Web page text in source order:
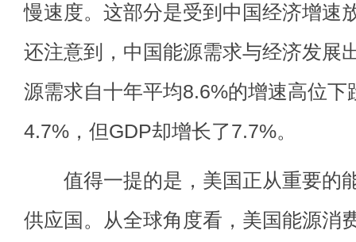
慢速度。这部分是受到中国经济增速
还注意到，中国能源需求与经济发展
源需求自十年平均8.6%的增速高位下
4.7%，但GDP却增长了7.7%。
值得一提的是，美国正从重要的
供应国。从全球角度看，美国能源消